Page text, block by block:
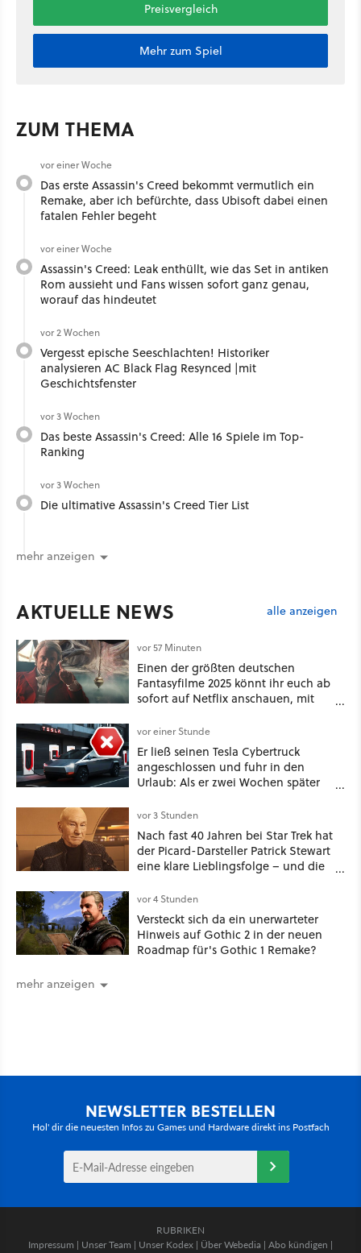
Preisvergleich
Mehr zum Spiel
ZUM THEMA
vor einer Woche
Das erste Assassin's Creed bekommt vermutlich ein
Remake, aber ich befürchte, dass Ubisoft dabei einen
fatalen Fehler begeht
vor einer Woche
Assassin's Creed: Leak enthüllt, wie das Set in antiken
Rom aussieht und Fans wissen sofort ganz genau,
worauf das hindeutet
vor 2 Wochen
Vergesst epische Seeschlachten! Historiker
analysieren AC Black Flag Resynced |mit
Geschichtsfenster
vor 3 Wochen
Das beste Assassin's Creed: Alle 16 Spiele im Top-
Ranking
vor 3 Wochen
Die ultimative Assassin's Creed Tier List
mehr anzeigen
AKTUELLE NEWS alle anzeigen
vor 57 Minuten
Einen der größten deutschen
Fantasyfilme 2025 könnt ihr euch ab
sofort auf Netflix anschauen, mit
vor einer Stunde
Er ließ seinen Tesla Cybertruck
angeschlossen und fuhr in den
Urlaub: Als er zwei Wochen später
mehr an [Best of GameStar]
vor 3 Stunden
Nach fast 40 Jahren bei Star Trek hat
der Picard-Darsteller Patrick Stewart
eine klare Lieblingsfolge – und die
vor 4 Stunden
Versteckt sich da ein unerwarteter
Hinweis auf Gothic 2 in der neuen
Roadmap für's Gothic 1 Remake?
mehr anzeigen
NEWSLETTER BESTELLEN
Hol' dir die neuesten Infos zu Games und Hardware direkt ins Postfach
RUBRIKEN
Impressum | Unser Team | Unser Kodex | Über Webedia | Abo kündigen |